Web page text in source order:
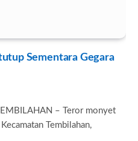
Sementara Gegara
– Teror monyet
Tembilahan,